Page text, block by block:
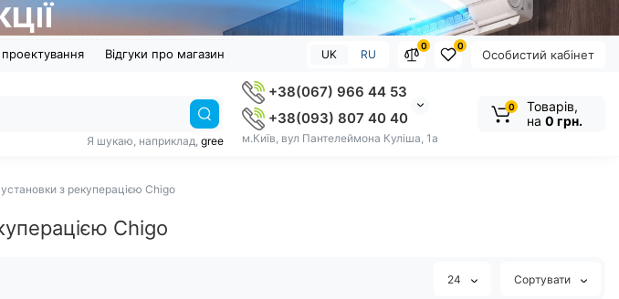
Відгуки про магазин Особистий кабінет
0
0
UK RU
+38(067) 966 44 53
+38(093) 807 40 40
м.Київ, вул Пантелеймона Куліша, 1а
Я шукаю, наприклад, gree
0
Товарів,
на 0 грн.
з рекуперацією Chigo
Chigo
24 Сортувати